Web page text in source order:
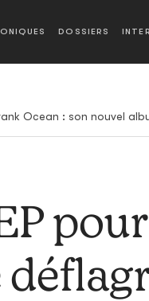
DOSSIERS
Ocean : son nouvel